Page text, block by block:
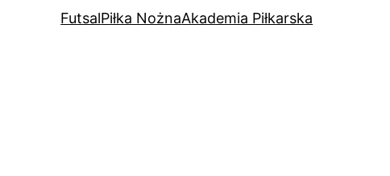
FutsalPiłka NożnaAkademia Piłkarska